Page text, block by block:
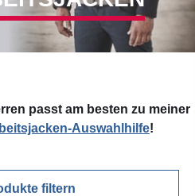
passt am besten zu meiner
Auswahlhilfe!
filtern